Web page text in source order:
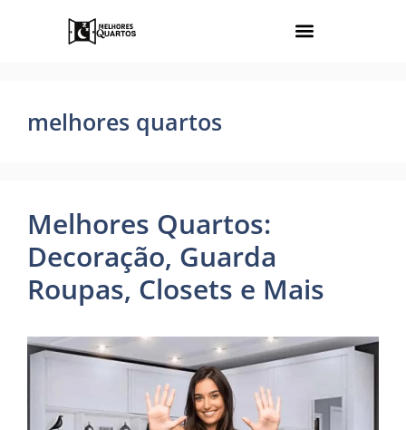
melhores quartos
Melhores Quartos:
Decoração, Guarda
Roupas, Closets e Mais